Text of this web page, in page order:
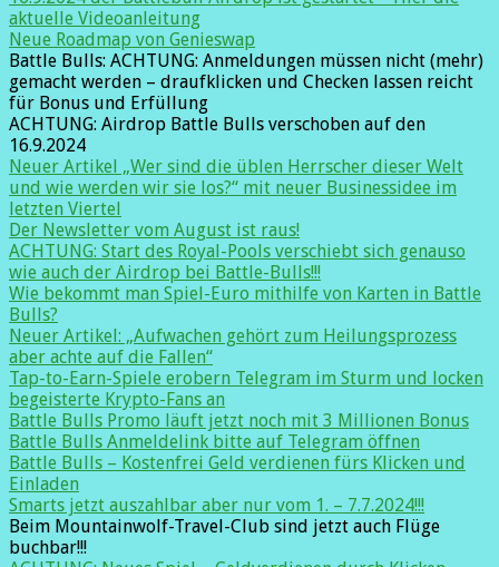
aktuelle Videoanleitung
Neue Roadmap von Genieswap
Battle Bulls: ACHTUNG: Anmeldungen müssen nicht (mehr)
gemacht werden – draufklicken und Checken lassen reicht
für Bonus und Erfüllung
ACHTUNG: Airdrop Battle Bulls verschoben auf den
16.9.2024
Neuer Artikel „Wer sind die üblen Herrscher dieser Welt
und wie werden wir sie los?“ mit neuer Businessidee im
letzten Viertel
Der Newsletter vom August ist raus!
ACHTUNG: Start des Royal-Pools verschiebt sich genauso
wie auch der Airdrop bei Battle-Bulls!!!
Wie bekommt man Spiel-Euro mithilfe von Karten in Battle
Bulls?
Neuer Artikel: „Aufwachen gehört zum Heilungsprozess
aber achte auf die Fallen“
Tap-to-Earn-Spiele erobern Telegram im Sturm und locken
begeisterte Krypto-Fans an
Battle Bulls Promo läuft jetzt noch mit 3 Millionen Bonus
Battle Bulls Anmeldelink bitte auf Telegram öffnen
Battle Bulls – Kostenfrei Geld verdienen fürs Klicken und
Einladen
Smarts jetzt auszahlbar aber nur vom 1. – 7.7.2024!!!
Beim Mountainwolf-Travel-Club sind jetzt auch Flüge
buchbar!!!